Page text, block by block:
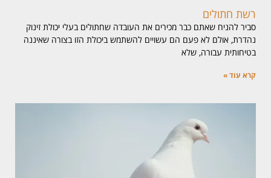
רשת חתולים
סביר להניח שאתם כבר מכירים את העובדה שחתולים בעלי יכולת זינוק
נהדרת, אולם לא פעם הם עשויים להשתמש ביכולת הזו בצורה שאיננה
בטיחותית עבורה, שלא
קרא עוד »